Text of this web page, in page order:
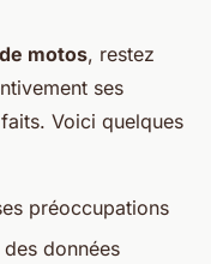
motos, restez
ses
Voici quelques
préoccupations
données